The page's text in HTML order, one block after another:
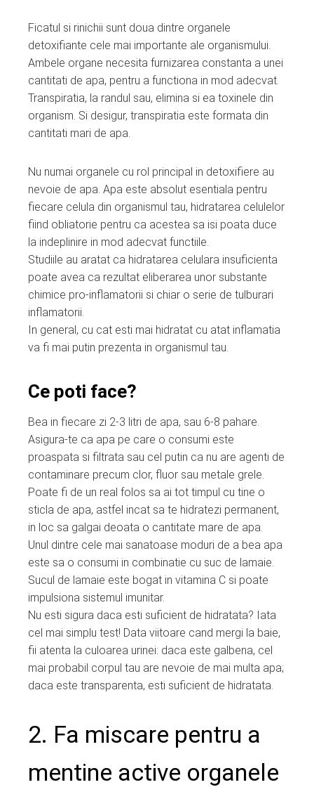
Ficatul si rinichii sunt doua dintre organele
detoxifiante cele mai importante ale organismului.
Ambele organe necesita furnizarea constanta a unei
cantitati de apa, pentru a functiona in mod adecvat.
Transpiratia, la randul sau, elimina si ea toxinele din
organism. Si desigur, transpiratia este formata din
cantitati mari de apa.
Nu numai organele cu rol principal in detoxifiere au
nevoie de apa. Apa este absolut esentiala pentru
fiecare celula din organismul tau, hidratarea celulelor
fiind obliatorie pentru ca acestea sa isi poata duce
la indeplinire in mod adecvat functiile.
Studiile au aratat ca hidratarea celulara insuficienta
poate avea ca rezultat eliberarea unor substante
chimice pro-inflamatorii si chiar o serie de tulburari
inflamatorii.
In general, cu cat esti mai hidratat cu atat inflamatia
va fi mai putin prezenta in organismul tau.
Ce poti face?
Bea in fiecare zi 2-3 litri de apa, sau 6-8 pahare.
Asigura-te ca apa pe care o consumi este
proaspata si filtrata sau cel putin ca nu are agenti de
contaminare precum clor, fluor sau metale grele.
Poate fi de un real folos sa ai tot timpul cu tine o
sticla de apa, astfel incat sa te hidratezi permanent,
in loc sa galgai deoata o cantitate mare de apa.
Unul dintre cele mai sanatoase moduri de a bea apa
este sa o consumi in combinatie cu suc de lamaie.
Sucul de lamaie este bogat in vitamina C si poate
impulsiona sistemul imunitar.
Nu esti sigura daca esti suficient de hidratata? Iata
cel mai simplu test! Data viitoare cand mergi la baie,
fii atenta la culoarea urinei: daca este galbena, cel
mai probabil corpul tau are nevoie de mai multa apa;
daca este transparenta, esti suficient de hidratata.
2. Fa miscare pentru a
mentine active organele